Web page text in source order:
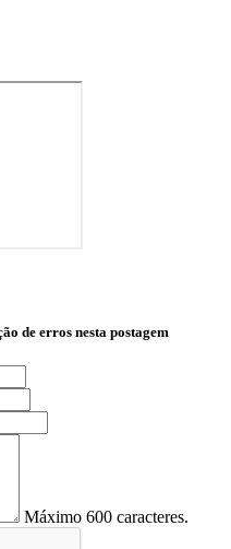
de erros nesta postagem
Máximo 600 caracteres.